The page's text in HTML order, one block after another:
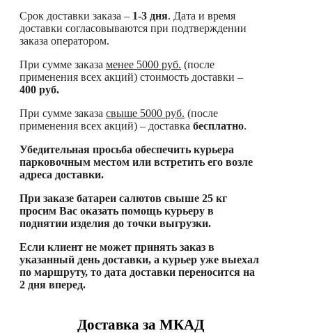
Срок доставки заказа – 1-3 дня. Дата и время
доставки согласовываются при подтверждении
заказа оператором.
При сумме заказа менее 5000 руб. (после
применения всех акций) стоимость доставки –
400 руб.
При сумме заказа свыше 5000 руб. (после
применения всех акций) – доставка бесплатно.
Убедительная просьба обеспечить курьера
парковочным местом или встретить его возле
адреса доставки.
При заказе батареи салютов свыше 25 кг
просим Вас оказать помощь курьеру в
поднятии изделия до точки выгрузки.
Если клиент не может принять заказ в
указанный день доставки, а курьер уже выехал
по маршруту, то дата доставки переносится на
2 дня вперед.
Доставка за МКАД